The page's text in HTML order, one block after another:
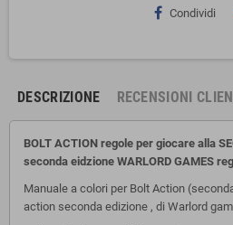
Condividi
DESCRIZIONE RECENSIONI
BOLT ACTION regole per giocare alla
seconda eidzione WARLORD GAMES
Manuale a colori per Bolt Action
action seconda edizione , di Warlord